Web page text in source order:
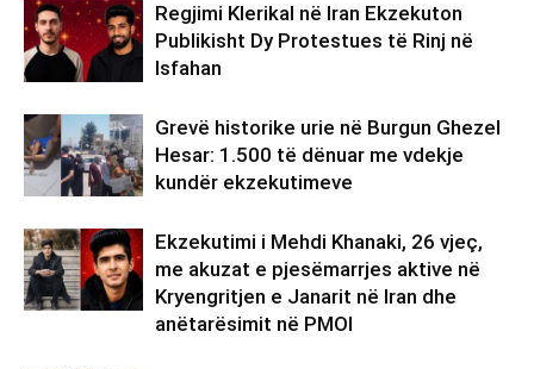
Regjimi Klerikal në Iran Ekzekuton
Publikisht Dy Protestues të Rinj në
Isfahan
Grevë historike urie në Burgun Ghezel
Hesar: 1.500 të dënuar me vdekje
kundër ekzekutimeve
Ekzekutimi i Mehdi Khanaki, 26 vjeç,
me akuzat e pjesëmarrjes aktive në
Kryengritjen e Janarit në Iran dhe
anëtarësimit në PMOI